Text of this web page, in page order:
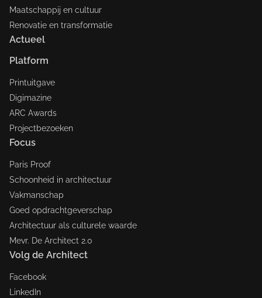
Maatschappij en cultuur
Renovatie en transformatie
Actueel
Platform
Printuitgave
Digimazine
ARC Awards
Projectbezoeken
Focus
Paris Proof
Schoonheid in architectuur
Vakmanschap
Goed opdrachtgeverschap
Architectuur als culturele waarde
Mevr. De Architect 2.0
Volg de Architect
Facebook
LinkedIn